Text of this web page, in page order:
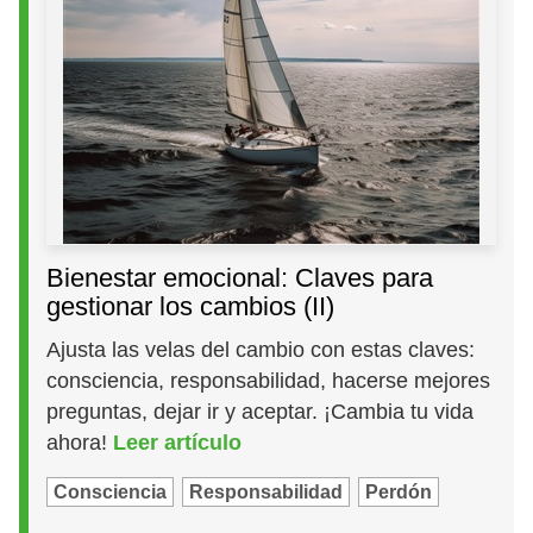
Bienestar emocional: Claves para
gestionar los cambios (II)
Ajusta las velas del cambio con estas claves:
consciencia, responsabilidad, hacerse mejores
preguntas, dejar ir y aceptar. ¡Cambia tu vida
ahora! Leer artículo
Consciencia Responsabilidad Perdón